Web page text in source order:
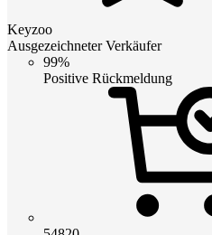
Keyzoo
Ausgezeichneter Verkäufer
99%
Positive Rückmeldung